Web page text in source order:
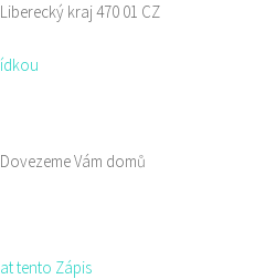
Liberecký kraj470 01 CZ
Vám domů
tento Zápis